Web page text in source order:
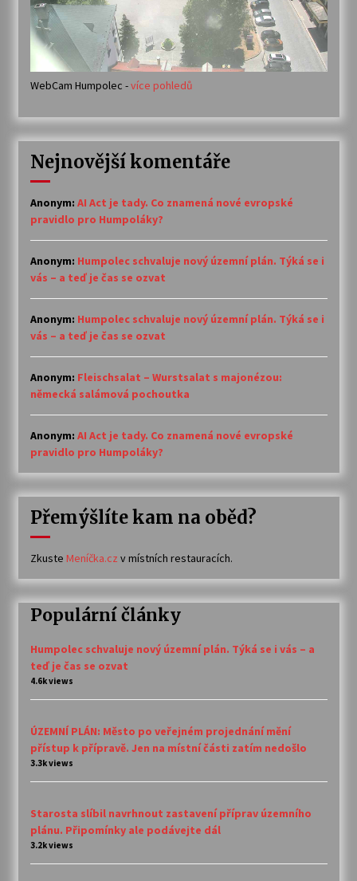
WebCam Humpolec -více pohledů
Nejnovější komentáře
Anonym: AI Act je tady. Co znamená nové evropské
pravidlo pro Humpoláky?
Anonym: Humpolec schvaluje nový územní plán. Týká se i
vás – a teď je čas se ozvat
Anonym: Humpolec schvaluje nový územní plán. Týká se i
vás – a teď je čas se ozvat
Anonym: Fleischsalat – Wurstsalat s majonézou:
německá salámová pochoutka
Anonym: AI Act je tady. Co znamená nové evropské
pravidlo pro Humpoláky?
Přemýšlíte kam na oběd?
Zkuste Meníčka.cz v místních restauracích.
Populární články
Humpolec schvaluje nový územní plán. Týká se i vás – a
teď je čas se ozvat
4.6k views
ÚZEMNÍ PLÁN: Město po veřejném projednání mění
přístup k přípravě. Jen na místní části zatím nedošlo
3.3k views
Starosta slíbil navrhnout zastavení příprav územního
plánu. Připomínky ale podávejte dál
3.2k views